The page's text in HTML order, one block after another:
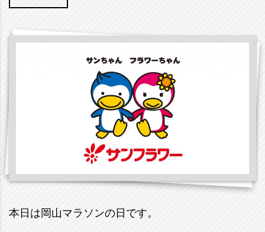
本日は岡山マラソンの日です。